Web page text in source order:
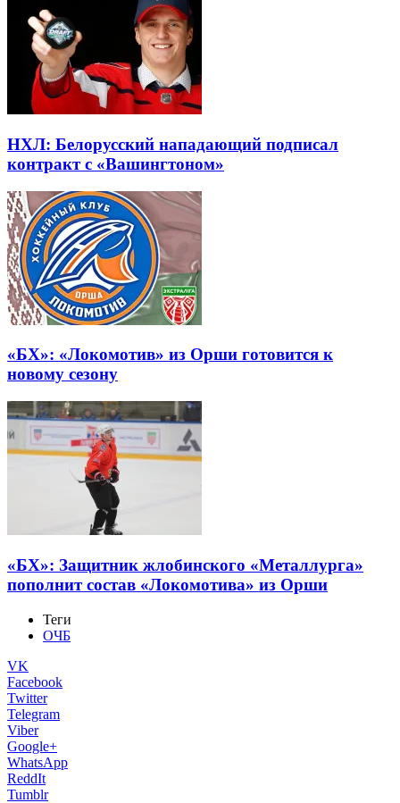
НХЛ: Белорусский нападающий подписал
контракт с «Вашингтоном»
«БХ»: «Локомотив» из Орши готовится к
новому сезону
«БХ»: Защитник жлобинского «Металлурга»
пополнит состав «Локомотива» из Орши
Теги
ОЧБ
VK
Facebook
Twitter
Telegram
Viber
Google+
WhatsApp
ReddIt
Tumblr